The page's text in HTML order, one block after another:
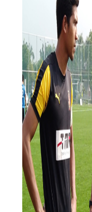
De hecho, hasta el
reglamento de
momento en el que
con lupa, todos los
mundo del ftbol,
terminando el
juego.
Carvajal y el fuera
que es ms objetivo»
Desde que lo puso
reacciones de todo
delanteros abogan
entenderan
En el otoo prximo
primer examen, a
tendra un cambio.